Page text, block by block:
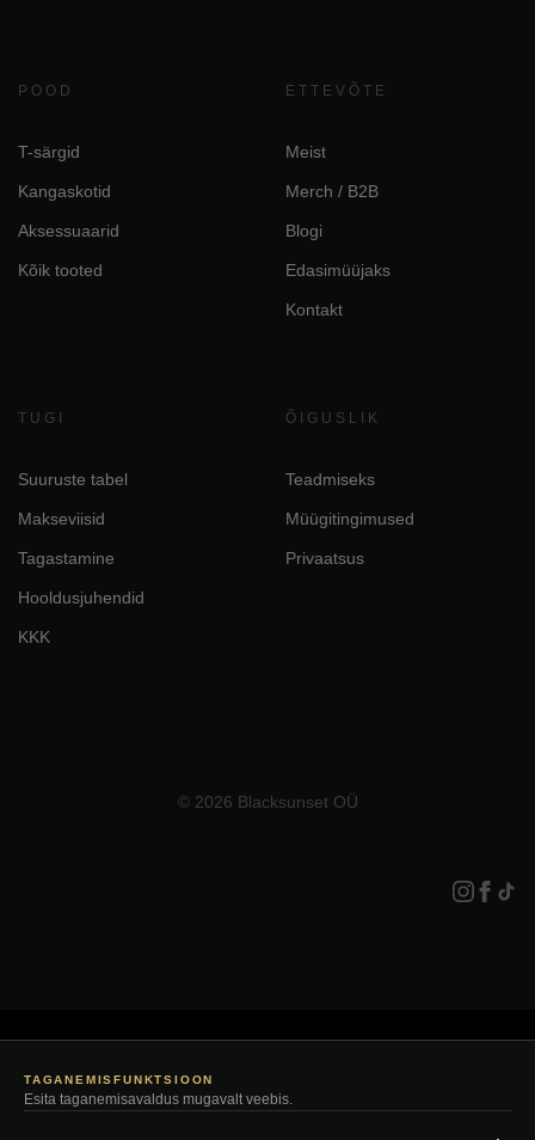
POOD
T-särgid
Kangaskotid
Aksessuaarid
Kõik tooted
ETTEVÕTE
Meist
Merch / B2B
Blogi
Edasimüüjaks
Kontakt
TUGI
Suuruste tabel
Makseviisid
Tagastamine
Hooldusjuhendid
KKK
ÕIGUSLIK
Teadmiseks
Müügitingimused
Privaatsus
© 2026 Blacksunset OÜ
TAGANEMISFUNKTSIOON
Esita taganemisavaldus mugavalt veebis.